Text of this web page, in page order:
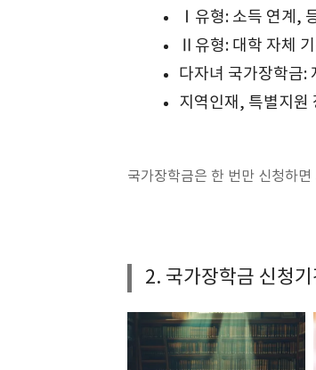
Ⅰ유형: 소득 연계,
Ⅱ유형: 대학 자체
다자녀 국가장학금:
지역인재, 특별지원
국가장학금은 한 번만 신청하
2. 국가장학금 신청